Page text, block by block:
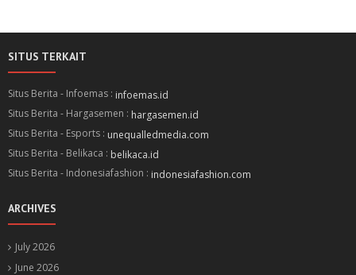
SITUS TERKAIT
Situs Berita - Infoemas : infoemas.id
Situs Berita - Hargasemen : hargasemen.id
Situs Berita - Esports : unequalledmedia.com
Situs Berita - Belikaca : belikaca.id
Situs Berita - Indonesiafashion : indonesiafashion.com
ARCHIVES
July 2026
June 2026